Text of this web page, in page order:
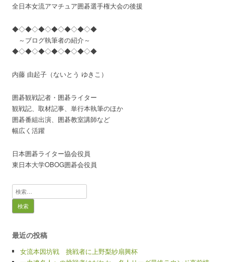
全日本女流アマチュア囲碁選手権大会の後援
◆◇◆◇◆◇◆◇◆◇◆◇◆
～ブログ執筆者の紹介～
◆◇◆◇◆◇◆◇◆◇◆◇◆
内藤 由起子（ないとう ゆきこ）
囲碁観戦記者・囲碁ライター
観戦記、取材記事、単行本執筆のほか
囲碁番組出演、囲碁教室講師など
幅広く活躍
日本囲碁ライター協会役員
東日本大学OBOG囲碁会役員
検
索:
最近の投稿
女流本因坊戦 挑戦者に上野梨紗扇興杯